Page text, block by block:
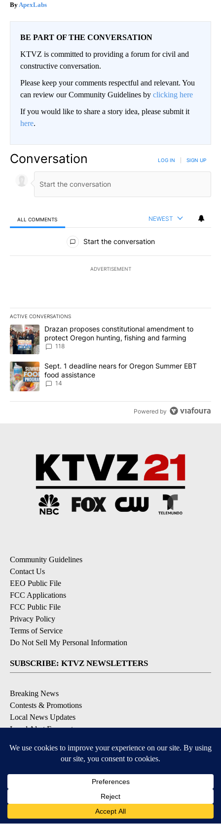
ApexLabs
BE PART OF THE CONVERSATION
KTVZ is committed to providing a forum for civil and
constructive conversation.
Please keep your comments respectful and relevant. You
can review our Community Guidelines by clicking here
If you would like to share a story idea, please submit it
here.
Conversation LOG IN SIGN UP
ALL COMMENTS NEWEST
All Comments
Start the conversation
ADVERTISEMENT
ACTIVE CONVERSATIONS
The following is a list of the most commented articles in the last
A trending article titled "Drazan proposes constitutional
Drazan proposes constitutional amendment to
protect Oregon hunting, fishing and farming
118
A trending article titled "Sept. 1 deadline nears for Oregon
Sept. 1 deadline nears for Oregon Summer EBT
food assistance
14
Powered by
Community Guidelines
Contact Us
EEO Public File
FCC Applications
FCC Public File
Privacy Policy
Terms of Service
Do Not Sell My Personal Information
SUBSCRIBE: KTVZ NEWSLETTERS
Breaking News
Contests & Promotions
Local News Updates
Local Alert Forecast
DOWNLOAD: KTVZ APPS